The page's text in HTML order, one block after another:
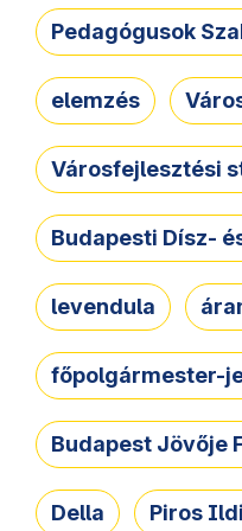
Pedagógusok
elemzés
Városfejlesztési
Budapesti Dísz-
levendula
főpolgármester-
Budapest Jövője
Della Piros